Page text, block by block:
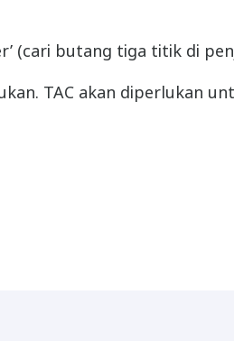
(cari butang tiga titik di
TAC akan diperlukan